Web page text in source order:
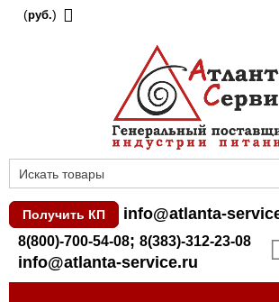
(руб.)
Получить КП info@atlanta-
8(800)-700-54-08; 8(383)-312-23-08
info@atlanta-service.ru